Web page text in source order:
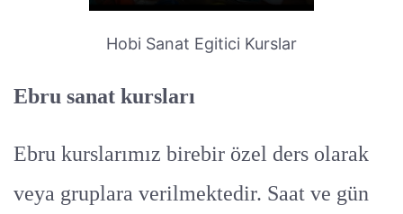
Hobi Sanat Egitici Kurslar
Ebru sanat kursları
Ebru kurslarımız birebir özel ders olarak
veya gruplara verilmektedir. Saat ve gün